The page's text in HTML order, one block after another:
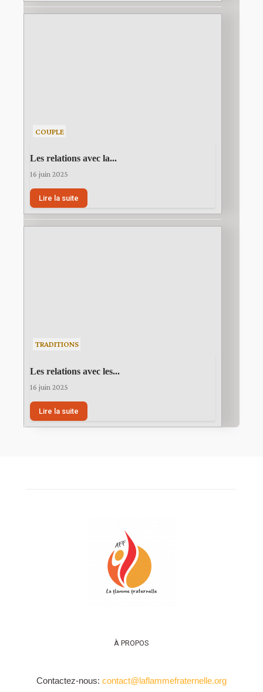
COUPLE
Les relations avec la...
16 juin 2025
Lire la suite
TRADITIONS
Les relations avec les...
16 juin 2025
Lire la suite
À PROPOS
Contactez-nous: contact@laflammefraternelle.org